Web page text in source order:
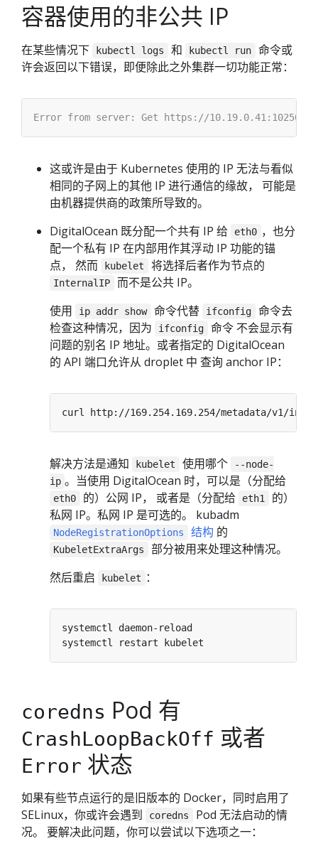
容器使用的非公共 IP
在某些情况下 kubectl logs 和 kubectl run
命令或
许会返回以下错误，即便除此之外集群一切功能正常：
这或许是由于 Kubernetes 使用的 IP 无法与看似
相同的子网上的其他 IP 进行通信的缘故， 可能是
由机器提供商的政策所导致的。
DigitalOcean 既分配一个共有 IP 给
eth0 ，也分
配一个私有 IP 在内部用作其浮动 IP 功能的锚
点， 然而
kubelet 将选择后者作为节点的
InternalIP
而不是公共 IP。
使用
ip addr show 命令代替 ifconfig
命令去
检查这种情况，因为
ifconfig
命令 不会显示有
问题的别名 IP 地址。或者指定的 DigitalOcean
的 API 端口允许从 droplet 中 查询 anchor IP：
解决方法是通知 kubelet 使用哪个
--node-
ip 。当使用 DigitalOcean 时，可以是（分配给
eth0 的）公网 IP， 或者是（分配给 eth1
的）
私网 IP。私网 IP 是可选的。 kubadm
NodeRegistrationOptions 结构 的
KubeletExtraArgs
部分被用来处理这种情况。
然后重启
kubelet ：
coredns Pod 有
CrashLoopBackOff 或者
Error 状态
如果有些节点运行的是旧版本的 Docker，同时启用了
SELinux，你或许会遇到
coredns
Pod 无法启动的情
况。 要解决此问题，你可以尝试以下选项之一：